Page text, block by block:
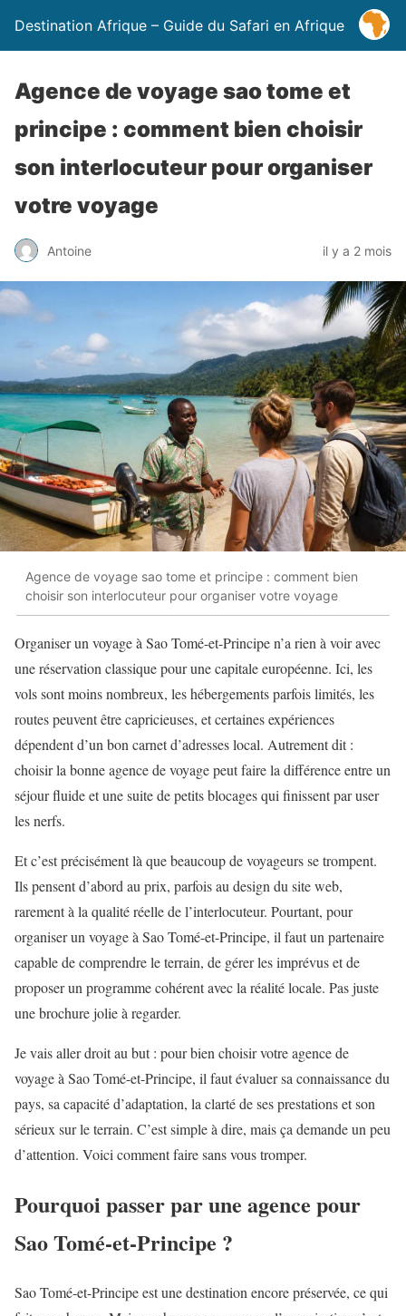
Destination Afrique – Guide du Safari en Afrique
Agence de voyage sao tome et
principe : comment bien choisir
son interlocuteur pour organiser
votre voyage
Antoine il y a 2 mois
Agence de voyage sao tome et principe : comment bien
choisir son interlocuteur pour organiser votre voyage
Organiser un voyage à Sao Tomé-et-Principe n’a rien à voir avec
une réservation classique pour une capitale européenne. Ici, les
vols sont moins nombreux, les hébergements parfois limités, les
routes peuvent être capricieuses, et certaines expériences
dépendent d’un bon carnet d’adresses local. Autrement dit :
choisir la bonne agence de voyage peut faire la différence entre un
séjour fluide et une suite de petits blocages qui finissent par user
les nerfs.
Et c’est précisément là que beaucoup de voyageurs se trompent.
Ils pensent d’abord au prix, parfois au design du site web,
rarement à la qualité réelle de l’interlocuteur. Pourtant, pour
organiser un voyage à Sao Tomé-et-Principe, il faut un partenaire
capable de comprendre le terrain, de gérer les imprévus et de
proposer un programme cohérent avec la réalité locale. Pas juste
une brochure jolie à regarder.
Je vais aller droit au but : pour bien choisir votre agence de
voyage à Sao Tomé-et-Principe, il faut évaluer sa connaissance du
pays, sa capacité d’adaptation, la clarté de ses prestations et son
sérieux sur le terrain. C’est simple à dire, mais ça demande un peu
d’attention. Voici comment faire sans vous tromper.
Pourquoi passer par une agence pour
Sao Tomé-et-Principe ?
Sao Tomé-et-Principe est une destination encore préservée, ce qui